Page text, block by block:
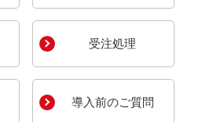
受注処理
導入前のご質問